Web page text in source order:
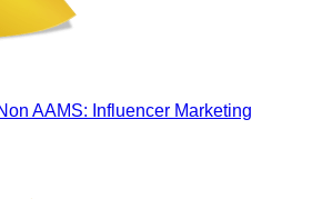
AAMS: Influencer Marketing